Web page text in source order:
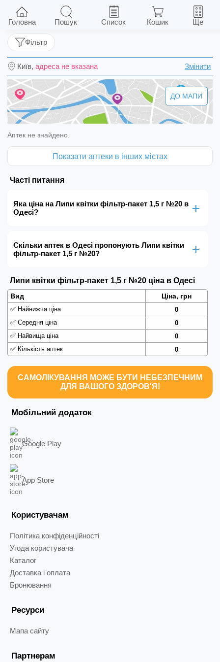
Липи квітки фільтр-пакет 1,5 г №20
Київ, адреса не вказана Змінити
Фільтр
ДО МАПИ
Аптек не знайдено.
Показати аптеки в інших містах
Часті питання
Яка ціна на Липи квітки фільтр-пакет 1,5 г №20 в
Одесі?
Скільки аптек в Одесі пропонують Липи квітки
фільтр-пакет 1,5 г №20?
Липи квітки фільтр-пакет 1,5 г №20 ціна в Одесі
Вид Ціна, грн
✅ Найнижча ціна
0
✅ Середня ціна
0
✅ Найвища ціна
0
✅ Кількість аптек 0
САМОЛІКУВАННЯ МОЖЕ БУТИ НЕБЕЗПЕЧНИМ
ДЛЯ ВАШОГО ЗДОРОВ'Я!
Мобільний додаток
Google Play
App Store
Користувачам
Політика конфіденційності
Угода користувача
Каталог
Доставка і оплата
Бронювання
Ресурси
Мапа сайту
Партнерам
Головна Пошук Список Кошик Ще